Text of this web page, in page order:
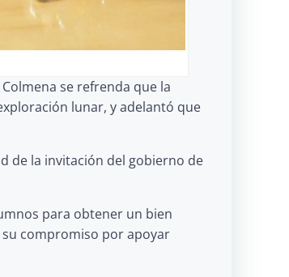
se refrenda que la
lunar, y adelantó que
de la invitación del gobierno de
para obtener un bien
su compromiso por apoyar